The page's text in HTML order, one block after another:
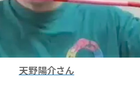
天野陽介さん